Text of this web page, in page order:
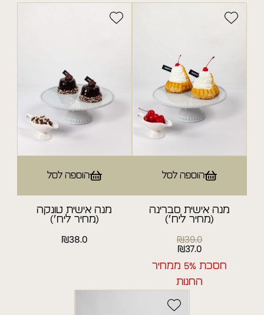
מאפים אישיים
מעדנייה
Sale קיץ
מארזי ראש השנה
הוספה לסל
מנה אישית סברינה
(מחיר ליח׳)
₪39.0
המחיר
היה:
₪39.0.
₪37.0
הוא:
₪37.0.
חסכת 5% ממחיר
החנות
הוספה לסל
מנה אישית טונקה
(מחיר ליח׳)
₪38.0